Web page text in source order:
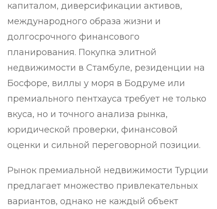
капиталом, диверсификации активов,
международного образа жизни и
долгосрочного финансового
планирования. Покупка элитной
недвижимости в Стамбуле, резиденции на
Босфоре, виллы у моря в Бодруме или
премиального пентхауса требует не только
вкуса, но и точного анализа рынка,
юридической проверки, финансовой
оценки и сильной переговорной позиции.
Рынок премиальной недвижимости Турции
предлагает множество привлекательных
вариантов, однако не каждый объект